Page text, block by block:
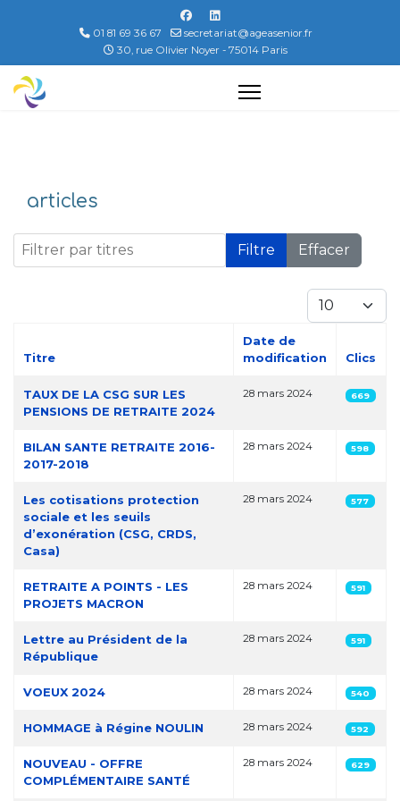
01 81 69 36 67
secretariat@ageasenior.fr
30, rue Olivier Noyer - 75014 Paris
articles
Filtrer par titres
Filtre Effacer
Afficher #
Titre
Date de
modification
Clics
TAUX DE LA CSG SUR LES
PENSIONS DE RETRAITE 2024
28 mars 2024 669
BILAN SANTE RETRAITE 2016-
2017-2018
28 mars 2024 598
Les cotisations protection
sociale et les seuils
d’exonération (CSG, CRDS,
Casa)
28 mars 2024 577
RETRAITE A POINTS - LES
PROJETS MACRON
28 mars 2024 591
Lettre au Président de la
République
28 mars 2024 591
VOEUX 2024 28 mars 2024 540
HOMMAGE à Régine NOULIN 28 mars 2024 592
NOUVEAU - OFFRE
COMPLÉMENTAIRE SANTÉ
28 mars 2024 629